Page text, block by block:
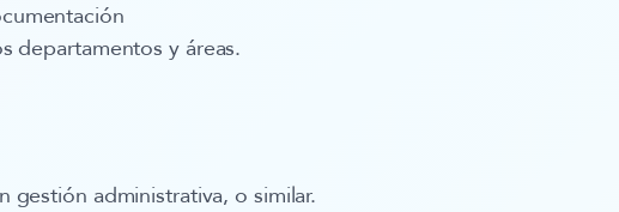
departamentos y áreas.
gestión administrativa, o similar.